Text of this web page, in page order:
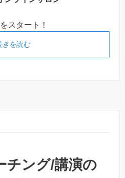
スタート！
きを読む
チング/講演の